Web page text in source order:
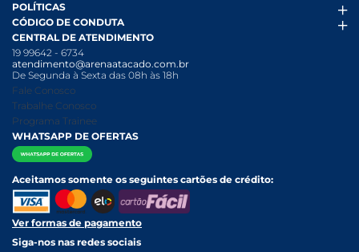
Arena Mais
Fácil Pra Pagar
Ofertas
Folheto
Nossas Lojas
Nossa História
Relatório Transparência Salarial
POLÍTICAS
Termos de uso
Política de Trocas e Devoluções
Política de Privacidade
Política Anticorrupção
Política de entrega e Retirada
Política de Pagamento
CÓDIGO DE CONDUTA
Código de conduta PDF
Canal de Denúncias
Canal de Denúncias da Mulher
CENTRAL DE ATENDIMENTO
19 99642 - 6734
atendimento@arenaatacado.com.br
De Segunda à Sexta das 08h às 18h
Fale Conosco
Trabalhe Conosco
Programa Trainee
WHATSAPP DE OFERTAS
Aceitamos somente os seguintes cartões de crédito:
Ver formas de pagamento
Siga-nos nas redes sociais